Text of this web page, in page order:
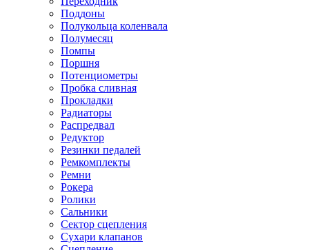
Поддоны
Полукольца коленвала
Полумесяц
Помпы
Поршня
Потенциометры
Пробка сливная
Прокладки
Радиаторы
Распредвал
Редуктор
Резинки педалей
Ремкомплекты
Ремни
Рокера
Ролики
Сальники
Сектор сцепления
Сухари клапанов